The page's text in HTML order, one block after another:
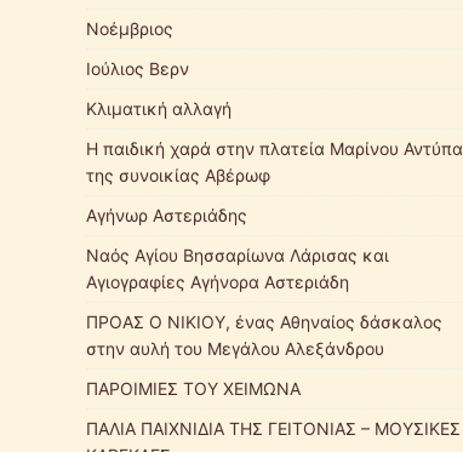
Νοέμβριος
Ιούλιος Βερν
Κλιματική αλλαγή
Η παιδική χαρά στην πλατεία Μαρίνου Αντύπα
της συνοικίας Αβέρωφ
Αγήνωρ Αστεριάδης
Ναός Αγίου Βησσαρίωνα Λάρισας και
Αγιογραφίες Αγήνορα Αστεριάδη
ΠΡΟΑΣ Ο ΝΙΚΙΟΥ, ένας Αθηναίος δάσκαλος
στην αυλή του Μεγάλου Αλεξάνδρου
ΠΑΡΟΙΜΙΕΣ ΤΟΥ ΧΕΙΜΩΝΑ
ΠΑΛΙΑ ΠΑΙΧΝΙΔΙΑ ΤΗΣ ΓΕΙΤΟΝΙΑΣ – ΜΟΥΣΙΚΕΣ